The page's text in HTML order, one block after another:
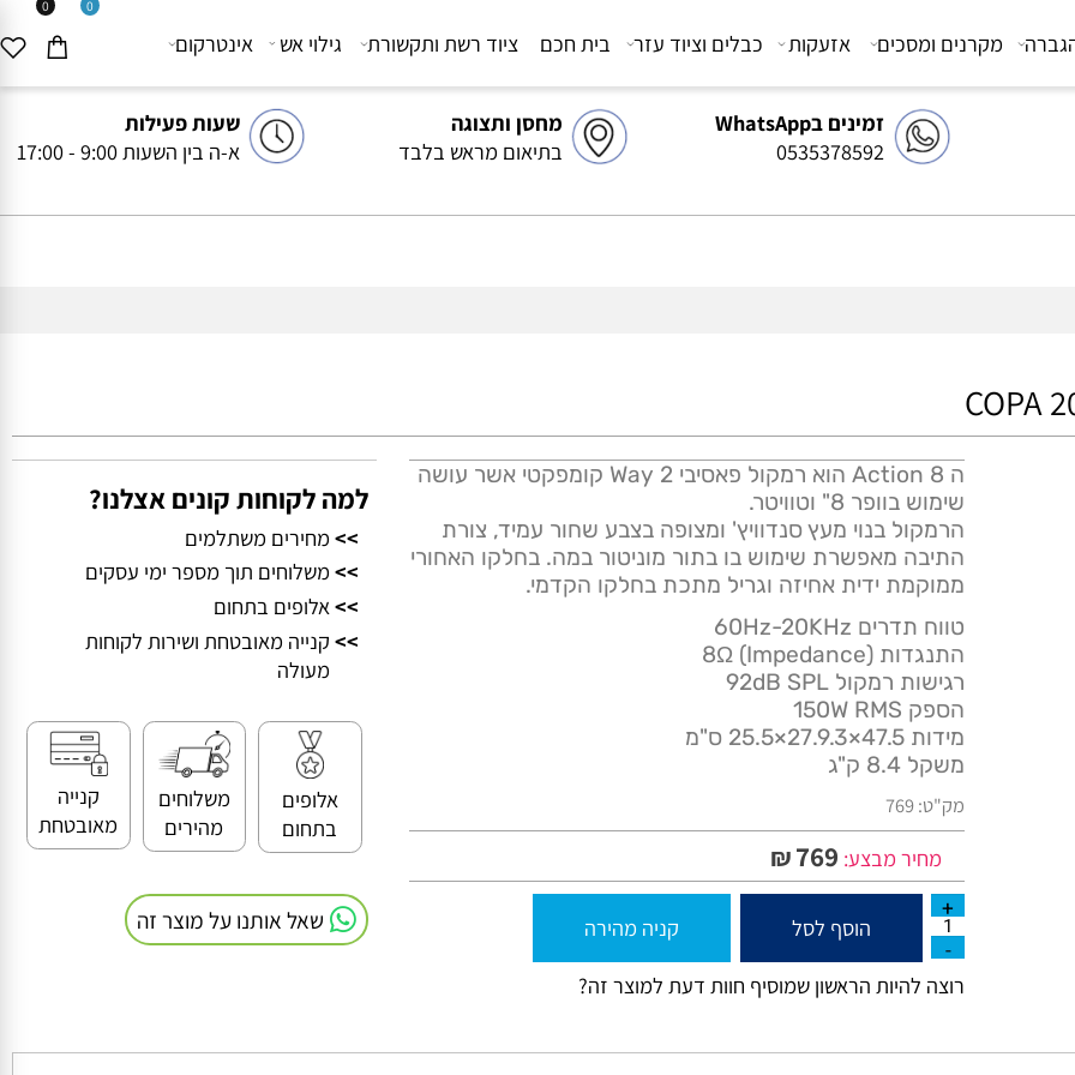
זמינים בWhatsApp
0535378592
מחסן ותצוגה
בתיאום מראש בלבד
שעות פעילות
א-ה בין השעות 9:00 - 17:00
0 0
מקרנים ומסכים אזעקות כבלים וציוד עזר בית חכם ציוד רשת ותקשורת גילוי אש אינטרקום
ה Action 8 הוא רמקול פאסיבי 2 Way קומפקטי אשר עושה
שימוש בוופר 8" וטוויטר.
הרמקול בנוי מעץ סנדוויץ' ומצופה בצבע שחור עמיד, צורת
התיבה מאפשרת שימוש בו בתור מוניטור במה. בחלקו האחורי
טווח תדרים 60Hz-20KHz
התנגדות (Impedance) 8Ω
רגישות רמקול 92dB SPL
הספק 150W RMS
מידות 47.5×27.9.3×25.5 ס"מ
משקל 8.4 ק"ג
מק"ט:769
מחיר מבצע: ₪769
הוסף לסל
קניה מהירה
למה לקוחות קונים אצלנו?
מחירים משתלמים
>> משלוחים תוך מספר ימי עסקים
>> אלופים בתחום
קנייה מאובטחת ושירות לקוחות
אלופים
בתחום
משלוחים
מהירים
קנייה
מאובטחת